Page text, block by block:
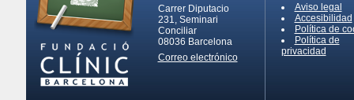
Carrer Diputacio
231, Seminari
Conciliar
08036 Barcelona
Correo electrónico
Aviso legal
Accesibilidad
Política de
Política de
privacidad